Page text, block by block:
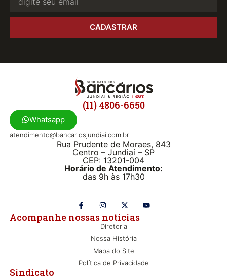
CADASTRAR
Sindicato
Diretoria
Nossa História
Mapa do Site
Política de Privacidade
Acompanhe nossas notícias
(11) 4806-6650
Whatsapp
atendimento@bancariosjundiai.com.br
Rua Prudente de Moraes, 843
Centro – Jundiaí – SP
CEP: 13201-004
Horário de Atendimento:
das 9h às 17h30